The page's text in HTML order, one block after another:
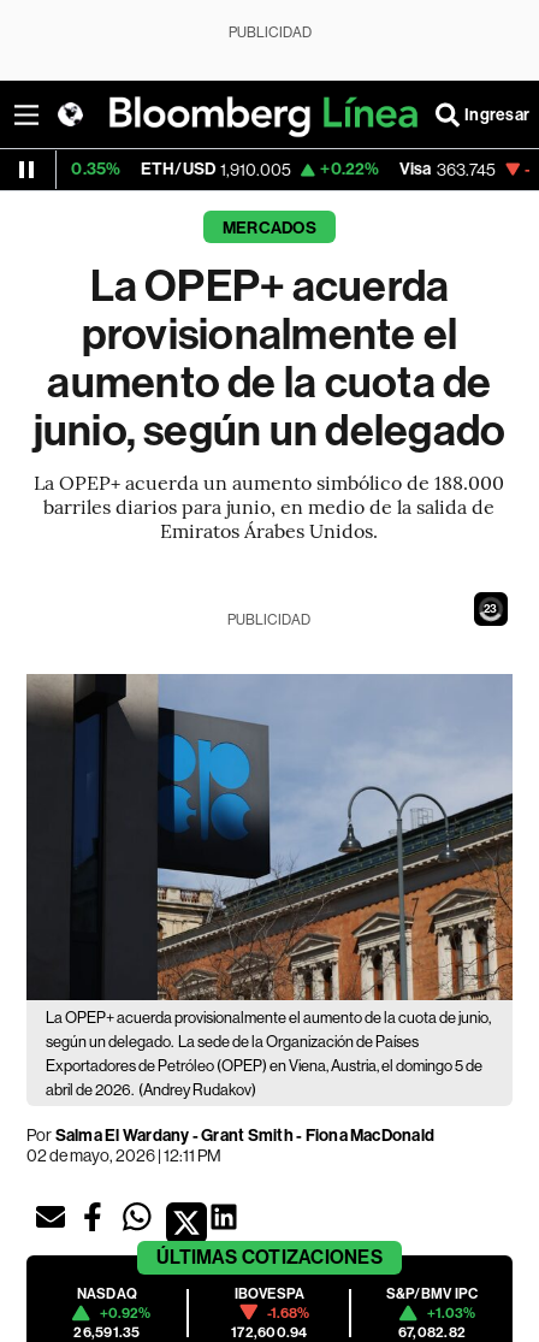
PUBLICIDAD
Ingresar
ETH/USD 1,910.005 +0.22% Visa 363.745 -1.82%
MERCADOS
La OPEP+ acuerda
provisionalmente el
aumento de la cuota de
junio, según un delegado
La OPEP+ acuerda un aumento simbólico de 188.000
barriles diarios para junio, en medio de la salida de
Emiratos Árabes Unidos.
21
PUBLICIDAD
La OPEP+ acuerda provisionalmente el aumento de la cuota de junio,
según un delegado.
La sede de la Organización de Países
Exportadores de Petróleo (OPEP) en Viena, Austria, el domingo 5 de
abril de 2026. (Andrey Rudakov)
PorSalma El Wardany - Grant Smith - Fiona MacDonald
02 de mayo, 2026 | 12:11 PM
ÚLTIMAS COTIZACIONES
NASDAQ
+0.92%
26,591.35
IBOVESPA
-1.68%
172,600.94
S&P/BMV IPC
+1.03%
67,082.82